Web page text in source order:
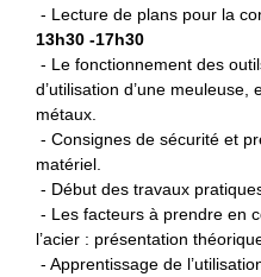
- Lecture de plans pour la
13h30 -17h30
- Le fonctionnement des
d’utilisation d’une meuleuse,
métaux.
- Consignes de sécurité et
matériel.
- Début des travaux
- Les facteurs à prendre en
l’acier : présentation
- Apprentissage de